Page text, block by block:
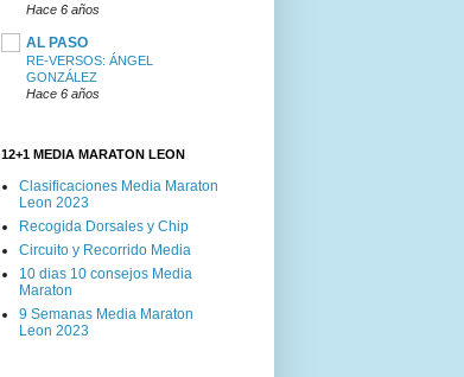
Hace 6 años
AL PASO
RE-VERSOS: ÁNGEL
GONZÁLEZ
Hace 6 años
12+1 MEDIA MARATON LEON
Clasificaciones Media Maraton
Leon 2023
Recogida Dorsales y Chip
Circuito y Recorrido Media
10 dias 10 consejos Media
Maraton
9 Semanas Media Maraton
Leon 2023